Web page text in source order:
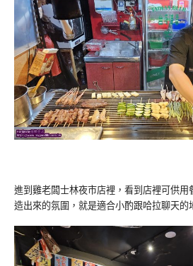
進到雞老闆士林夜市店裡，看到店裡可供用
造出來的氛圍，就是適合小酌跟哈拉聊天的